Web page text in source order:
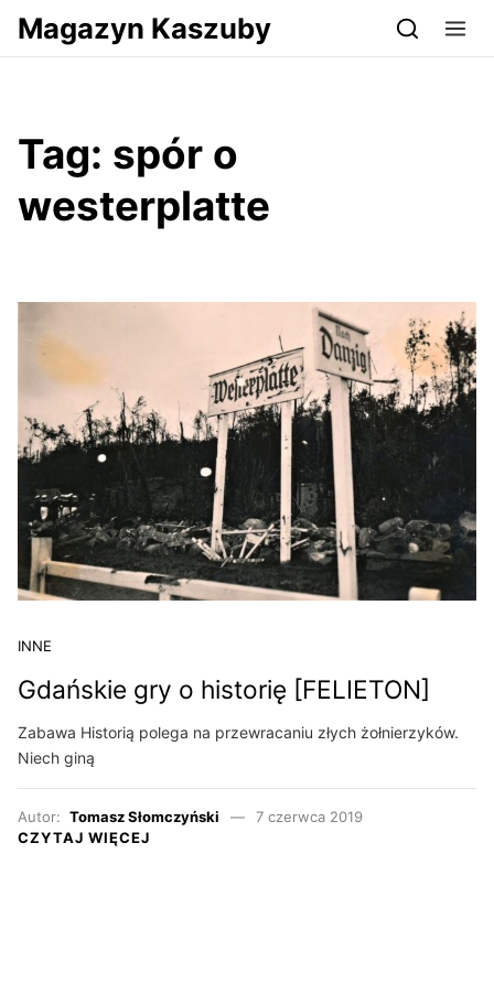
Przejdź do serwisu magazynkaszuby.pl
Magazyn Kaszuby
Tag: spór o
westerplatte
INNE
Gdańskie gry o historię [FELIETON]
Zabawa Historią polega na przewracaniu złych żołnierzyków.
Niech giną
Autor: Tomasz Słomczyński
7 czerwca 2019
CZYTAJ WIĘCEJ